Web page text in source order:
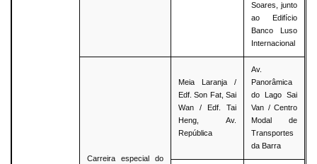
Soares, junto
ao Edifício
Banco Luso
Internacional
Carreira especial do
Meia Laranja /
Edf. Son Fat, Sai
Wan / Edf. Tai
Heng, Av.
República
Av.
Panorâmica
do Lago Sai
Van / Centro
Modal de
Transportes
da Barra